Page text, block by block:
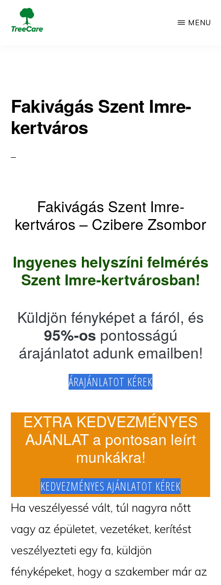
Skip
WordPress
oldal
MENU
Fakivágás Szent Imre-
kertváros
Fakivágás Szent Imre-
kertváros – Czibere Zsombor
Ingyenes helyszíni felmérés
Szent Imre-kertvárosban!
Küldjön fényképet a fáról, és
95%-os pontosságú
árajánlatot adunk emailben!
ÁRAJÁNLATOT KÉREK
EXTRA KEDVEZMÉNYES
AJÁNLAT a pontosan leírt
munkákra!
KEDVEZMÉNYES AJÁNLATOT KÉREK
Ha veszélyessé vált, túl nagyra nőtt
vagy az épületet, vezetéket, kerítést
veszélyezteti egy fa, küldjön
fényképeket, hogy a szakember már az